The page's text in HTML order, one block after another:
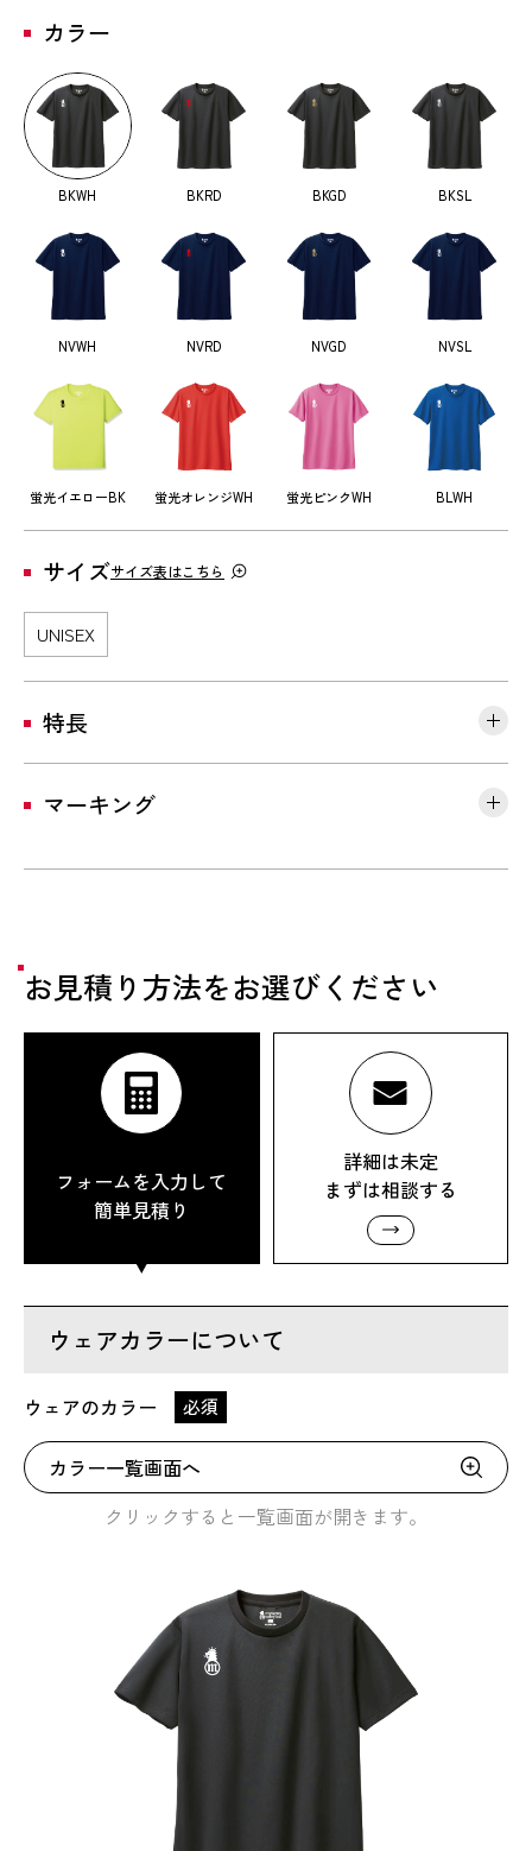
カラー
BKWH BKRD BKGD BKSL
NVWH NVRD NVGD NVSL
蛍光イエローBK 蛍光オレンジWH 蛍光ピンクWH BLWH
サイズサイズ表はこちら
UNISEX
特長
マーキング
お見積り方法をお選びください
フォームを入力して
簡単見積り
詳細は未定
まずは相談する
ウェアカラーについて
ウェアのカラー 必須
カラー一覧画面へ
クリックすると一覧画面が開きます。